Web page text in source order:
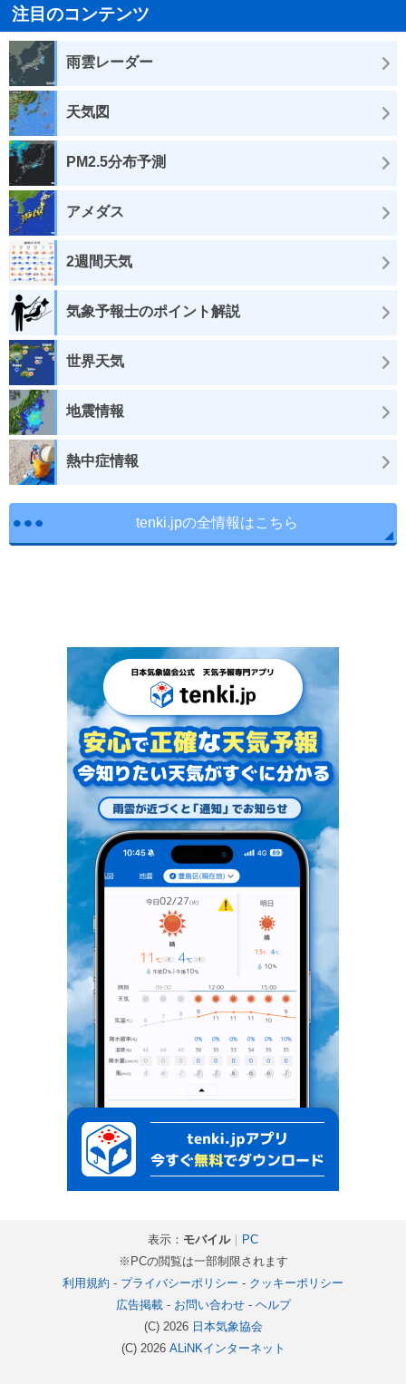
注目のコンテンツ
雨雲レーダー
天気図
PM2.5分布予測
アメダス
2週間天気
気象予報士のポイント解説
世界天気
地震情報
熱中症情報
tenki.jpの全情報はこちら
表示： モバイル｜ PC
※PCの閲覧は一部制限されます
利用規約 - プライバシーポリシー - クッキーポリシー
広告掲載- お問い合わせ- ヘルプ
(C) 2026 日本気象協会
(C) 2026 ALiNKインターネット